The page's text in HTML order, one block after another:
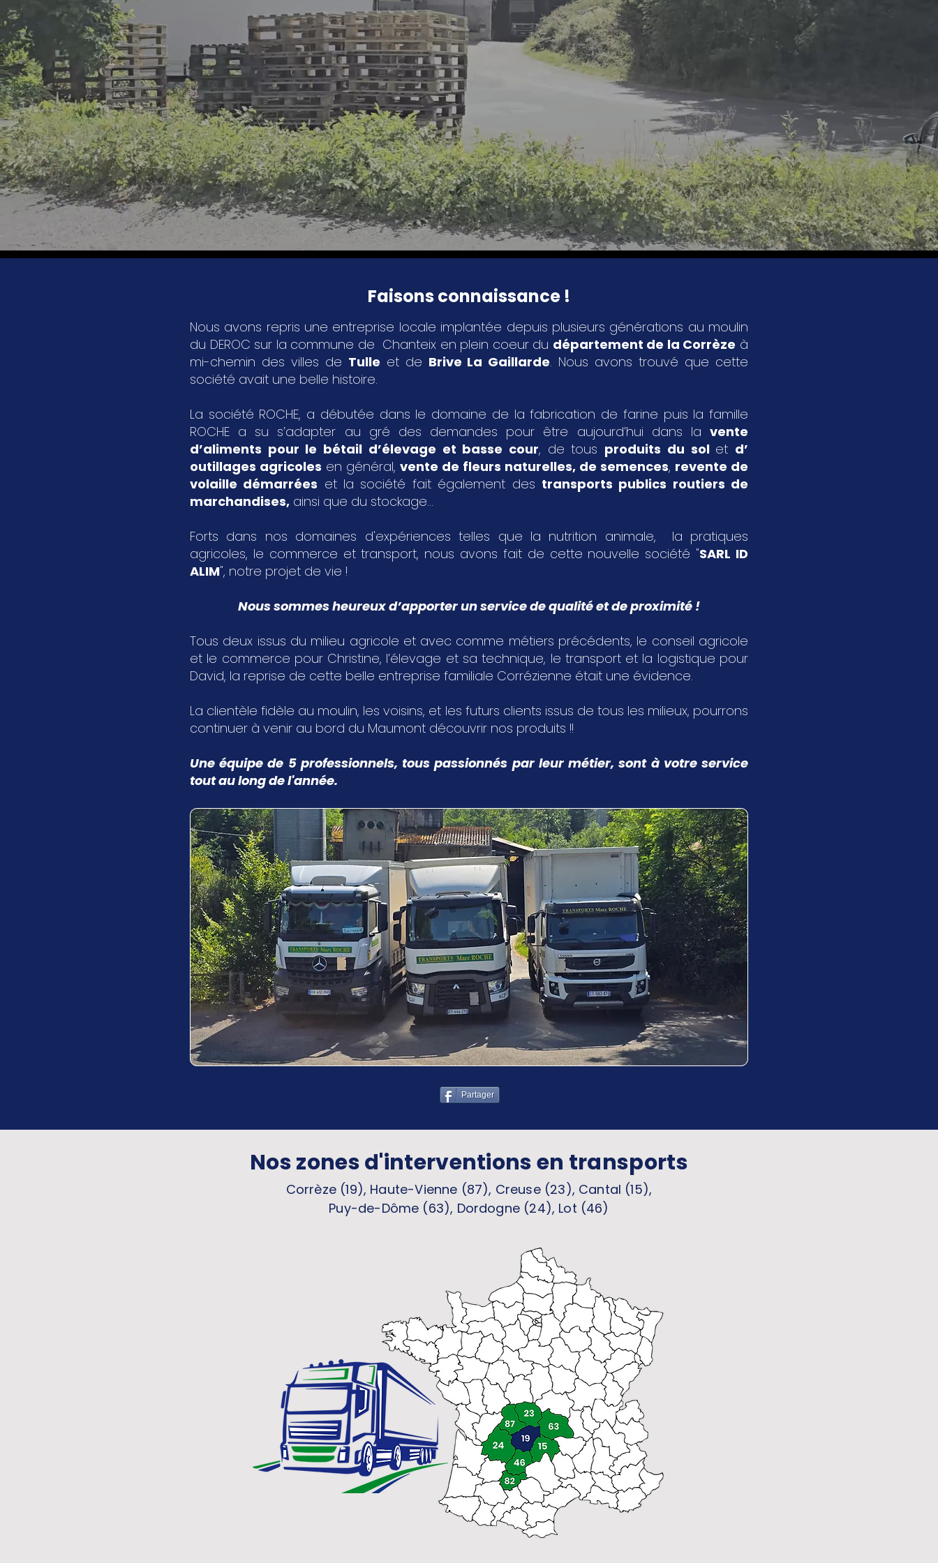
Faisons connaissance !
Nous avons repris une entreprise locale implantée depuis plusieurs générations au moulin
du DEROC sur la commune de Chanteix en plein coeur du département de la Corrèze à
mi-chemin des villes de Tulle et de Brive La Gaillarde. Nous avons trouvé que cette
société avait une belle histoire.
La société ROCHE, a débutée dans le domaine de la fabrication de farine puis la famille
ROCHE a su s’adapter au gré des demandes pour être aujourd’hui dans la vente
d’aliments pour le bétail d’élevage et basse cour, de tous produits du sol et d’
outillages agricoles en général, vente de fleurs naturelles, de semences, revente de
volaille démarrées et la société fait également des transports publics routiers de
marchandises, ainsi que du stockage...
Forts dans nos domaines d'expériences telles que la nutrition animale, la pratiques
agricoles, le commerce et transport, nous avons fait de cette nouvelle société "SARL ID
ALIM", notre projet de vie !
Nous sommes heureux d’apporter un service de qualité et de proximité !
Tous deux issus du milieu agricole et avec comme métiers précédents, le conseil agricole
et le commerce pour Christine, l’élevage et sa technique, le transport et la logistique pour
David, la reprise de cette belle entreprise familiale Corrézienne était une évidence.
La clientèle fidèle au moulin, les voisins, et les futurs clients issus de tous les milieux, pourrons
continuer à venir au bord du Maumont découvrir nos produits !!
Une équipe de 5 professionnels, tous passionnés par leur métier, sont à votre service
tout au long de l'année.
Partager
Nos zones d'interventions en transports
Corrèze (19), Haute-Vienne (87), Creuse (23), Cantal (15),
Puy-de-Dôme (63), Dordogne (24), Lot (46)